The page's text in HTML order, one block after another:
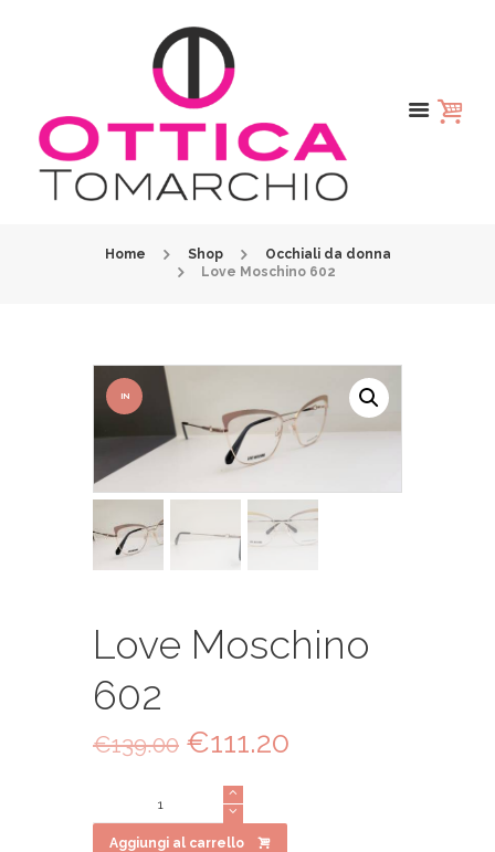
Home Shop
Occhiali da donna
Love Moschino 602
IN
TA!
Love Moschino
602
€139.00 Il
prezzo
originale
era:
€139.00.
€111.20
602Aggiungi al carrello